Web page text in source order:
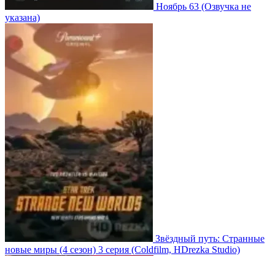
Ноябрь 63 (Озвучка не
указана)
Звёздный путь: Странные
новые миры (4 сезон) 3 серия (Coldfilm, HDrezka Studio)